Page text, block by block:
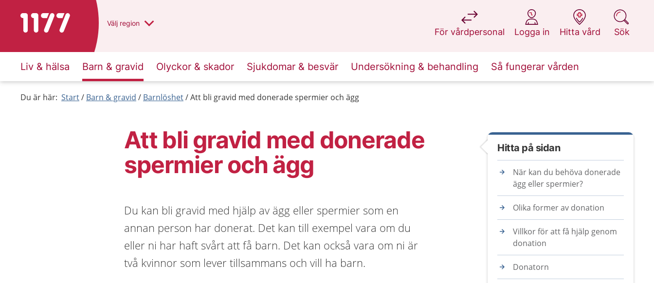
Till startsidan för 1177 Välj region
För vårdpersonal
på 1177.se
Logga in
på 1177.se
Hitta vård
på 1177.se
Sök
på 1177.se
Liv & hälsa Barn & gravid Olyckor & skador Sjukdomar & besvär Undersökning & behandling Så fungerar vården
Du är här: Start Barn & gravid Barnlöshet Att bli gravid med donerade spermier och ägg
Att bli gravid med donerade
spermier och ägg
Du kan bli gravid med hjälp av ägg eller spermier som en
annan person har donerat. Det kan till exempel vara om du
eller ni har haft svårt att få barn. Det kan också vara om ni är
två kvinnor som lever tillsammans och vill ha barn.
Hitta på sidan
När kan du behöva donerade
ägg eller spermier?
Olika former av donation
Villkor för att få hjälp genom
donation
Donatorn